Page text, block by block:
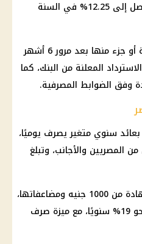
16.25% في السنة الثانية، ويصل إلى 12.25% في السنة
ويمكن استرداد قيمة الشهادة أو جزء منها بعد مرور 6 أشهر
المعلنة من البنك، كما
وفق الضوابط المصرفية.
سنوي متغير يصرف يوميًا،
المصريين والأجانب، وتبلغ
ويبدأ الحد الأدنى لإصدار الشهادة من 1000 جنيه ومضاعفاتها،
وتوفر عائدًا متغيرًا يصل إلى نحو 19% سنويًا، مع ميزة صرف